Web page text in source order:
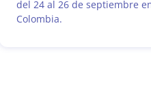
del 24 al 26 de septiembre
Colombia.